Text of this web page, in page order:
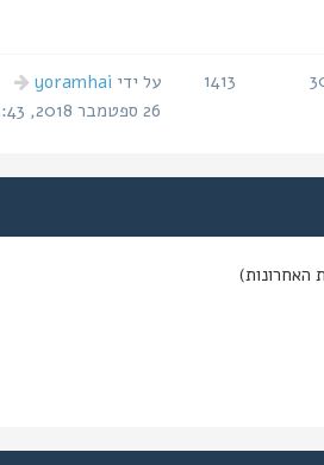
1413
הודעה
אחרונה
על ידי yoramhai
26 ספטמבר 2018, 13:43